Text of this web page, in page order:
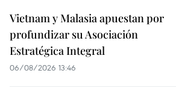
Vietnam y Malasia apuestan por
profundizar su Asociación
Estratégica Integral
06/08/2026 13:46